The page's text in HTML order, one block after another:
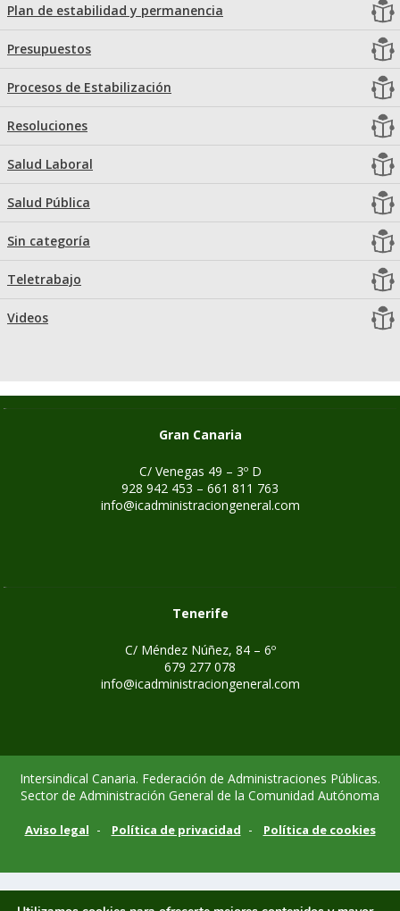
Plan de estabilidad y permanencia
Presupuestos
Procesos de Estabilización
Resoluciones
Salud Laboral
Salud Pública
Sin categoría
Teletrabajo
Videos
Gran Canaria
C/ Venegas 49 – 3º D
928 942 453 – 661 811 763
info@icadministraciongeneral.com
Tenerife
C/ Méndez Núñez, 84 – 6º
679 277 078
info@icadministraciongeneral.com
Intersindical Canaria. Federación de Administraciones Públicas.
Sector de Administración General de la Comunidad Autónoma
Aviso legal - Política de privacidad - Política de cookies